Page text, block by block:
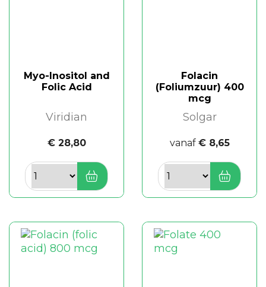
Myo-Inositol and
Folic Acid
Viridian
€ 28,80
Folacin
(Foliumzuur) 400
mcg
Solgar
vanaf € 8,65